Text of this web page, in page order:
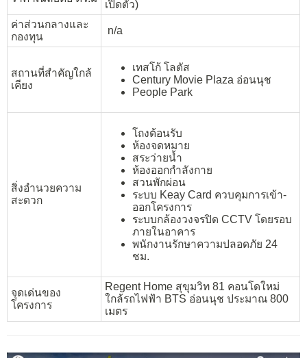
เปิดตัว)
ค่าส่วนกลางและ
กองทุน
n/a
สถานที่สำคัญใกล้
เคียง
เทสโก้ โลตัส
Century Movie Plaza อ่อนนุช
People Park
สิ่งอำนวยความ
สะดวก
โถงต้อนรับ
ห้องจดหมาย
สระว่ายน้ำ
ห้องออกกำลังกาย
สวนพักผ่อน
ระบบ Keay Card ควบคุมการเข้า-
ออกโครงการ
ระบบกล้องวงจรปิด CCTV โดยรอบ
ภายในอาคาร
พนักงานรักษาความปลอดภัย 24
ชม.
จุดเด่นของ
โครงการ
Regent Home สุขุมวิท 81 คอนโดใหม่
ใกล้รถไฟฟ้า BTS อ่อนนุช ประมาณ 800
เมตร